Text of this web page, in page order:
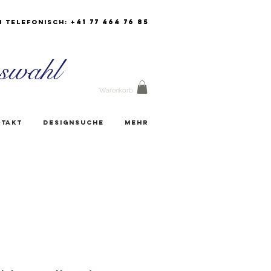
Telefonisch: +41 77 464 76 85
Warenkorb
Designsuche Mehr